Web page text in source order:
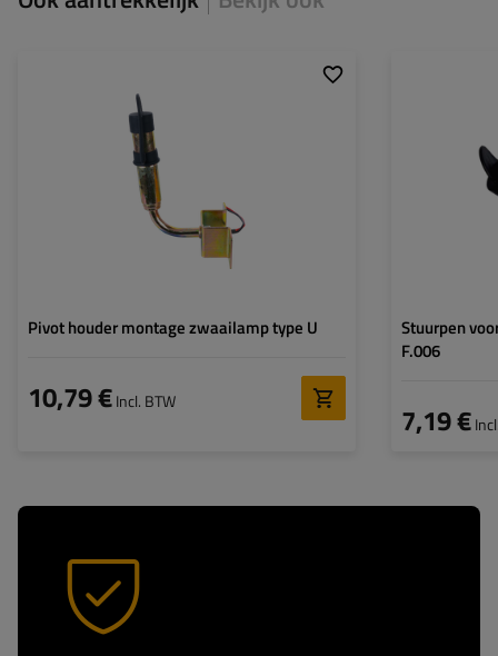
Pivot houder montage zwaailamp type U
10,79 €Incl. BTW
Stuurpen
F.006
7,19 €